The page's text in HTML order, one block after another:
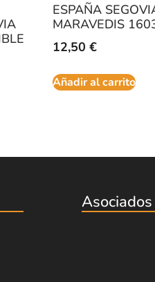
ESPAÑA
MARAVEDIS
12,50 €
Añadir al carrito
Asociados